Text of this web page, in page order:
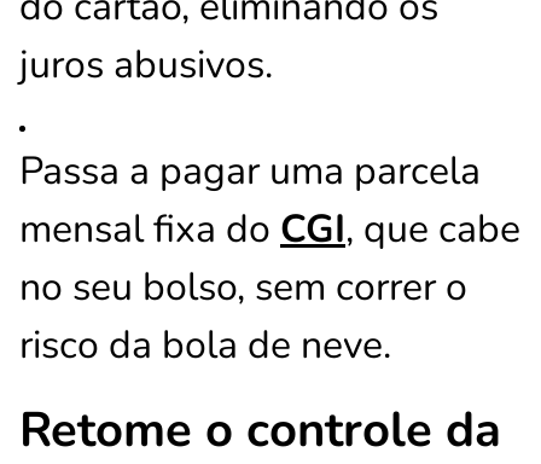
juros abusivos.
Passa a pagar uma parcela
mensal fixa do CGI, que cabe
no seu bolso, sem correr o
risco da bola de neve.
Retome o controle da